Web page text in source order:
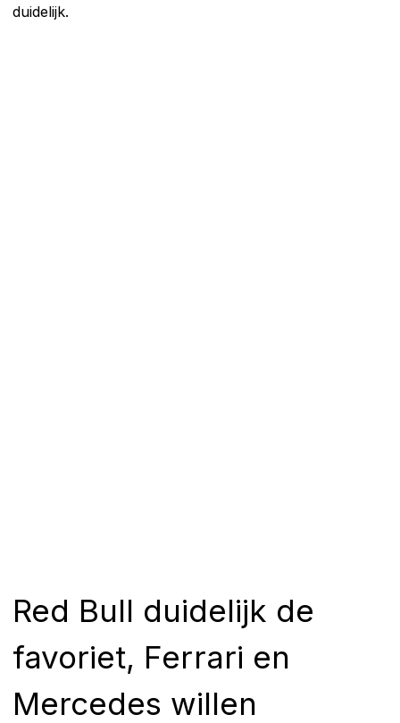
duidelijk.
Red Bull duidelijk de
favoriet, Ferrari en
Mercedes willen